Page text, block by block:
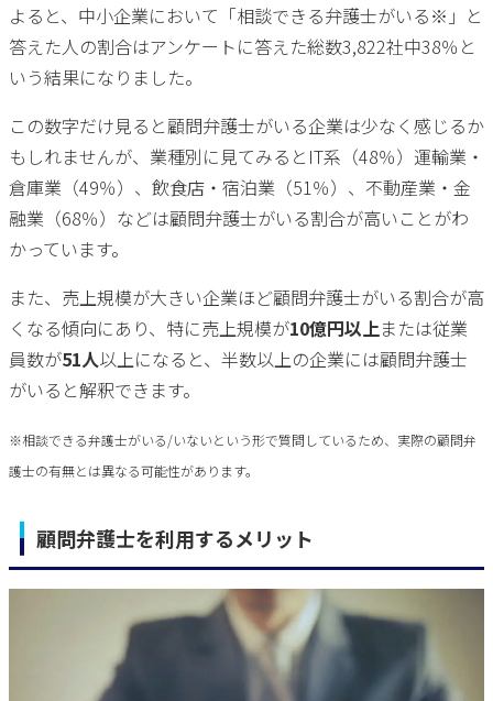
よると、中小企業において「相談できる弁護士がいる※」と
答えた人の割合はアンケートに答えた総数3,822社中38％と
いう結果になりました。
この数字だけ見ると顧問弁護士がいる企業は少なく感じるか
もしれませんが、業種別に見てみるとIT系（48％）運輸業・
倉庫業（49％）、飲食店・宿泊業（51％）、不動産業・金
融業（68％）などは顧問弁護士がいる割合が高いことがわ
かっています。
また、売上規模が大きい企業ほど顧問弁護士がいる割合が高
くなる傾向にあり、特に売上規模が10億円以上または従業
員数が51人以上になると、半数以上の企業には顧問弁護士
がいると解釈できます。
※相談できる弁護士がいる/いないという形で質問しているため、実際の顧問弁
護士の有無とは異なる可能性があります。
顧問弁護士を利用するメリット